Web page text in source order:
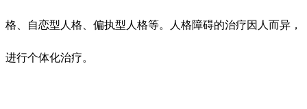
格、自恋型人格、偏执型人格等。人格障碍的治疗因人而异，
进行个体化治疗。